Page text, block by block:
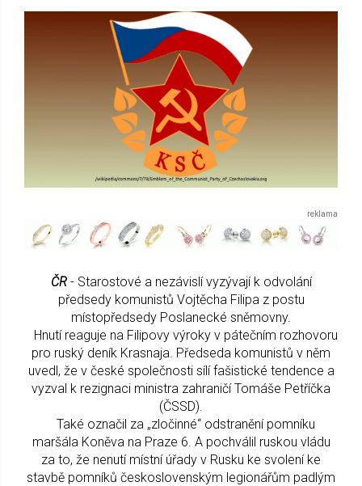
ČR - Starostové a nezávislí vyzývají k odvolání
předsedy komunistů Vojtěcha Filipa z postu
místopředsedy Poslanecké sněmovny.
Hnutí reaguje na Filipovy výroky v pátečním rozhovoru
pro ruský deník Krasnaja. Předseda komunistů v něm
uvedl, že v české společnosti sílí fašistické tendence a
vyzval k rezignaci ministra zahraničí Tomáše Petříčka
(ČSSD).
Také označil za „zločinné“ odstranění pomníku
maršála Koněva na Praze 6. A pochválil ruskou vládu
za to, že nenutí místní úřady v Rusku ke svolení ke
stavbě pomníků československým legionářům padlým